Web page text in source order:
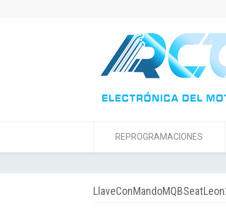
REPROGRAMACIONES